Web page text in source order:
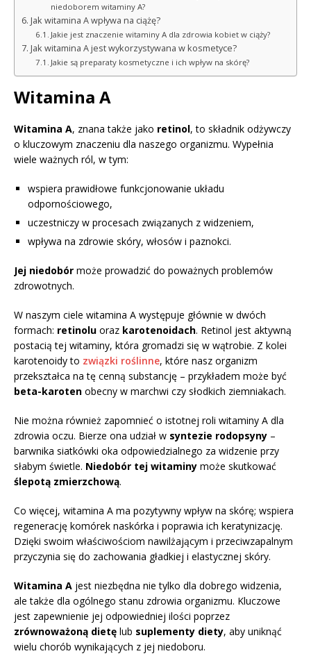
niedoborem witaminy A?
Jak witamina A wpływa na ciążę?
Jakie jest znaczenie witaminy A dla zdrowia kobiet w ciąży?
Jak witamina A jest wykorzystywana w kosmetyce?
Jakie są preparaty kosmetyczne i ich wpływ na skórę?
Witamina A
Witamina A, znana także jako retinol, to składnik odżywczy
o kluczowym znaczeniu dla naszego organizmu. Wypełnia
wiele ważnych ról, w tym:
wspiera prawidłowe funkcjonowanie układu
odpornościowego,
uczestniczy w procesach związanych z widzeniem,
wpływa na zdrowie skóry, włosów i paznokci.
Jej niedobór może prowadzić do poważnych problemów
zdrowotnych.
W naszym ciele witamina A występuje głównie w dwóch
formach: retinolu oraz karotenoidach. Retinol jest aktywną
postacią tej witaminy, która gromadzi się w wątrobie. Z kolei
karotenoidy to związki roślinne, które nasz organizm
przekształca na tę cenną substancję – przykładem może być
beta-karoten obecny w marchwi czy słodkich ziemniakach.
Nie można również zapomnieć o istotnej roli witaminy A dla
zdrowia oczu. Bierze ona udział w syntezie rodopsyny –
barwnika siatkówki oka odpowiedzialnego za widzenie przy
słabym świetle. Niedobór tej witaminy może skutkować
ślepotą zmierzchową.
Co więcej, witamina A ma pozytywny wpływ na skórę; wspiera
regenerację komórek naskórka i poprawia ich keratynizację.
Dzięki swoim właściwościom nawilżającym i przeciwzapalnym
przyczynia się do zachowania gładkiej i elastycznej skóry.
Witamina A jest niezbędna nie tylko dla dobrego widzenia,
ale także dla ogólnego stanu zdrowia organizmu. Kluczowe
jest zapewnienie jej odpowiedniej ilości poprzez
zrównoważoną dietę lub suplementy diety, aby uniknąć
wielu chorób wynikających z jej niedoboru.